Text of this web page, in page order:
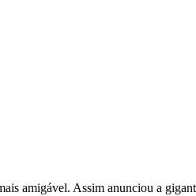
amigável. Assim anunciou a